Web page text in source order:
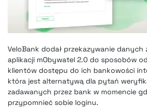
VeloBank dodał przekazywanie
aplikacji mObywatel 2.0 do sposobów
klientów dostępu do ich bankowości
która jest alternatywą dla pytań
zadawanych przez bank w momencie
przypomnieć sobie loginu.